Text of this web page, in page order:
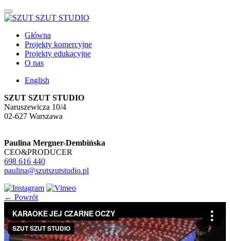
Główna
Projekty komercyjne
Projekty edukacyjne
O nas
English
SZUT SZUT STUDIO
Naruszewicza 10/4
02-627 Warszawa
Paulina Mergner-Dembińska
CEO&PRODUCER
698 616 440
paulina@szutszutstudio.pl
← Powrót